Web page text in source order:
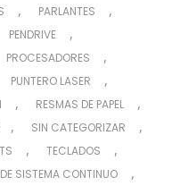
, PARLANTES ,
PENDRIVE ,
PROCESADORES ,
PUNTERO LASER ,
, RESMAS DE PAPEL ,
, SIN CATEGORIZAR ,
, TECLADOS ,
SISTEMA CONTINUO ,